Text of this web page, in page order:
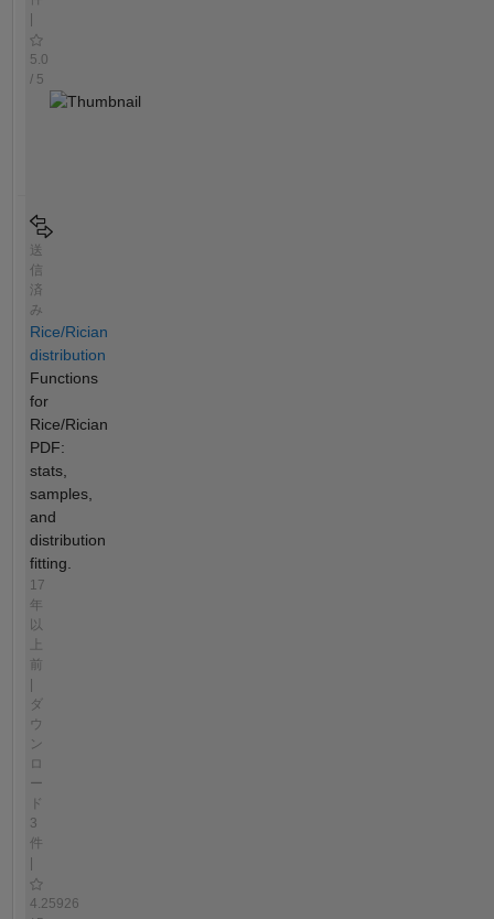
|
5.0
/ 5
送
信
済
み
Rice/Rician
distribution
Functions
for
Rice/Rician
PDF:
stats,
samples,
and
distribution
fitting.
17
年
以
前
|
ダ
ウ
ン
ロ
ー
ド
3
件
|
4.25926